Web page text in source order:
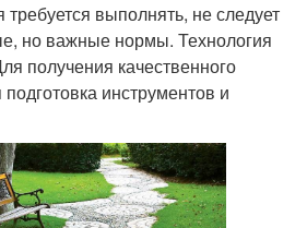
выполнять, не следует
но важные нормы. Технология
получения качественного
подготовка инструментов и